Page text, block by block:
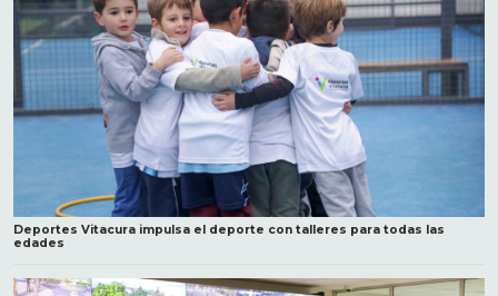
Deportes Vitacura impulsa el deporte con talleres para todas las
edades